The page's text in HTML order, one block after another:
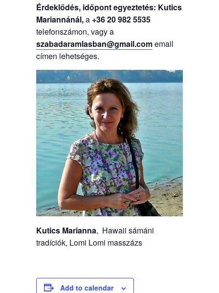
Érdeklődés, időpont egyeztetés: Kutics
Mariannánál,a +36 20 982 5535
telefonszámon, vagy a
szabadaramlasban@gmail.comemail
címen lehetséges.
Kutics Marianna, Hawaii sámáni
tradíciók, Lomi Lomi masszázs
Add to calendar